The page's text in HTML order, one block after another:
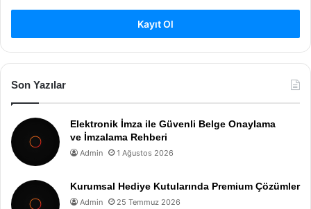
Kayıt Ol
Son Yazılar
Elektronik İmza ile Güvenli Belge Onaylama
ve İmzalama Rehberi
Admin 1 Ağustos 2026
Kurumsal Hediye Kutularında Premium Çözümler
Admin 25 Temmuz 2026